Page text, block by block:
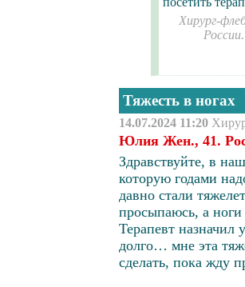
Хирург-
Тяжесть в ногах
14.07.2024 11:20
Юлия Жен., 41.
Здравствуйте, в
которую годами
давно стали
просыпаюсь, а ноги
Терапевт назначил
долго… мне эта
сделать, пока жду